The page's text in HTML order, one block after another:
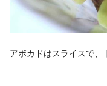
アボカドはスライスで、